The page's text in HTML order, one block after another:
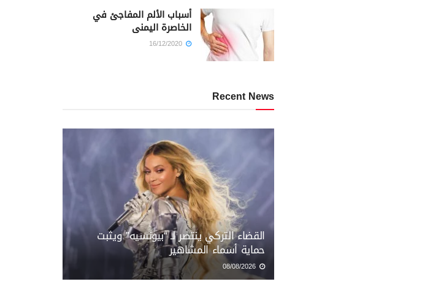
أسباب الألم المفاجئ في
الخاصرة اليمنى
Recent News
القضاء التركي ينتصر لـ “بيونسيه” ويثبت
حماية أسماء المشاهير